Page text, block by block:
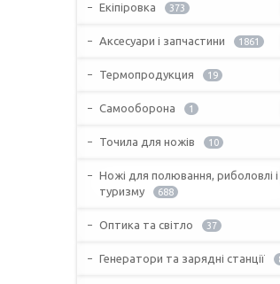
Екіпіровка 373
Аксесуари і запчастини 1861
Термопродукция 19
Самооборона 1
Точила для ножів 10
Ножі для полювання, риболовлі і
туризму
688
Оптика та світло 37
Генератори та зарядні станції